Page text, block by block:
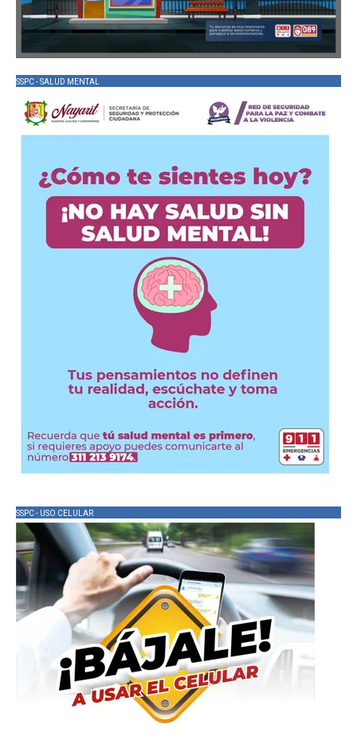
SSPC - SALUD MENTAL
SSPC - USO CELULAR